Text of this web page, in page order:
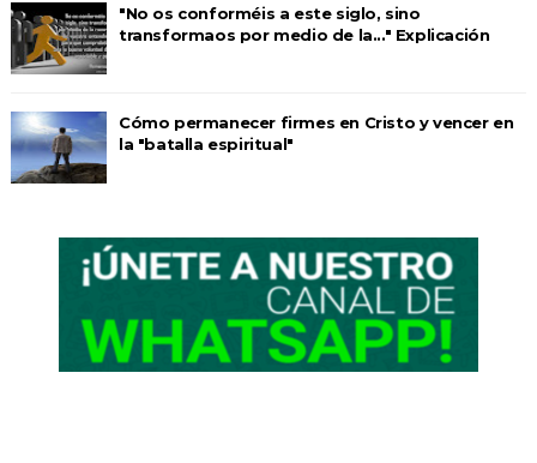
"No os conforméis a este siglo, sino
transformaos por medio de la..." Explicación
Cómo permanecer firmes en Cristo y vencer en
la "batalla espiritual"